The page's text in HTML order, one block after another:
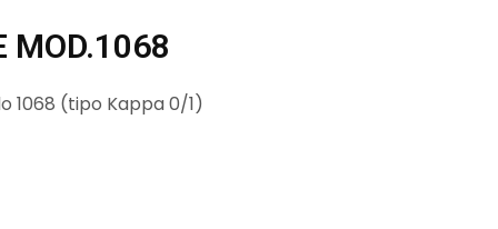
MOD.1068
1068 (tipo Kappa 0/1)